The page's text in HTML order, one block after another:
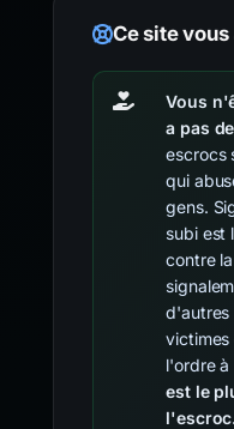
Ce site
Vous
a pas
escrocs
qui
gens.
subi est
contre
d'autres
victimes
l'ordre à
est le